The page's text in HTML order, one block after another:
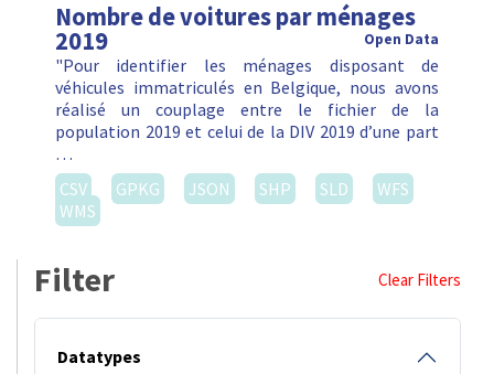
Nombre de voitures par ménages
2019 Open Data
"Pour identifier les ménages disposant de
véhicules immatriculés en Belgique, nous avons
réalisé un couplage entre le fichier de la
population 2019 et celui de la DIV 2019 d’une part
…
CSV
GPKG JSON SHP SLD
WFS
WMS
Filter Clear Filters
Datatypes